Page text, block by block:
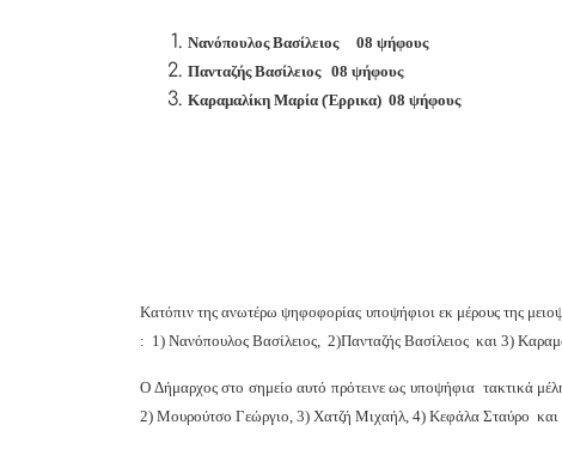
Νανόπουλος Βασίλειος 08 ψήφους
Πανταζής Βασίλειος 08 ψήφους
Καραμαλίκη Μαρία (Έρρικα) 08 ψήφους
Κατόπιν της ανωτέρω ψηφοφορίας υποψήφιοι εκ μέρους της
: 1) Νανόπουλος Βασίλειος, 2)Πανταζής Βασίλειος και 3)
Ο Δήμαρχος στο σημείο αυτό πρότεινε ως υποψήφια τακτικά
2) Μουρούτσο Γεώργιο, 3) Χατζή Μιχαήλ, 4) Κεφάλα Σταύρο και